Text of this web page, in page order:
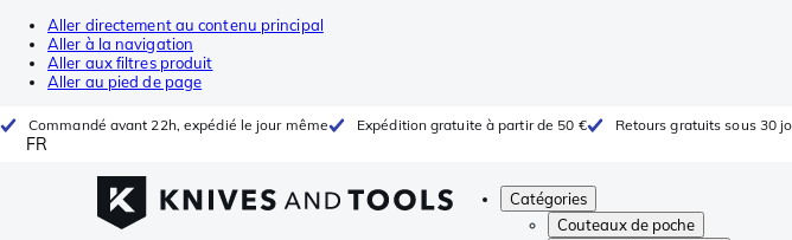
Aller directement au contenu principal
Aller à la navigation
Aller aux filtres produit
Aller au pied de page
Commandé avant 22h, expédié le jour même Expédition gratuite à partir de 50 € Retours gratuits sous 30
FR
Catégories
Couteaux de poche